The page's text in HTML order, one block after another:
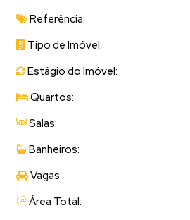
Referência:
Tipo de Imóvel:
Estágio do Imóvel:
Quartos:
Salas:
Banheiros:
Vagas:
Área Total: